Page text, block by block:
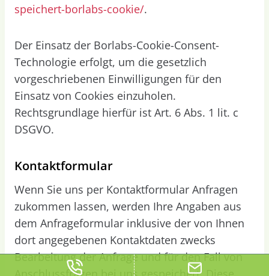
speichert-borlabs-cookie/.
Der Einsatz der Borlabs-Cookie-Consent-
Technologie erfolgt, um die gesetzlich
vorgeschriebenen Einwilligungen für den
Einsatz von Cookies einzuholen.
Rechtsgrundlage hierfür ist Art. 6 Abs. 1 lit. c
DSGVO.
Kontaktformular
Wenn Sie uns per Kontaktformular Anfragen
zukommen lassen, werden Ihre Angaben aus
dem Anfrageformular inklusive der von Ihnen
dort angegebenen Kontaktdaten zwecks
Bearbeitung der Anfrage und für den Fall von